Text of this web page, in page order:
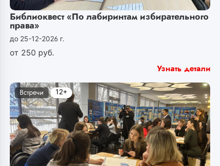
Библиоквест «По лабиринтам избирательного
права»
до 25-12-2026 г.
от 250 руб.
Узнать детали
Встречи 12+